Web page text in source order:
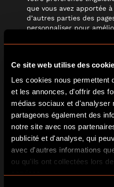
Ce site web utilise des
Les cookies nous permettent
et les annonces, d'offrir des
médias sociaux et d'analyser
partageons également des
notre site avec nos
publicité et d'analyse, qui
avec d'autres informations
ou qu'ils ont collectées lors
services.
que vous avez apportée
d’autres parties des
personnaliser pour
site Web plus
Performance/analyse:
informations sur la
utilisent notre site Web.
par exemple, les pages
souvent, si vous recevez
comment vous êtes
exemple via un moteur
plateforme de médias
collectées par ces
pour améliorer votre
Ces cookies sont parfois
tiers de services